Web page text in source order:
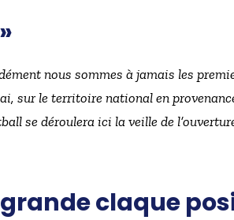
nous sommes à jamais les
sur le territoire national en
se déroulera ici la veille de
claque